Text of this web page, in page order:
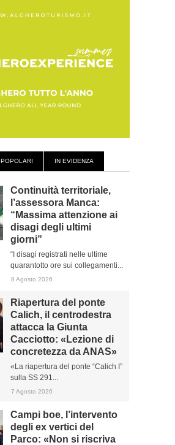
POPOLARI IN EVIDENZA
Continuità territoriale,
l’assessora Manca:
“Massima attenzione ai
disagi degli ultimi
giorni”
“I disagi registrati nelle ultime
quarantotto ore sui collegamenti...
8 Agosto 2026
Riapertura del ponte
Calich, il centrodestra
attacca la Giunta
Cacciotto: «Lezione di
concretezza da ANAS»
«La riapertura del ponte “Calich I”
sulla SS 291...
7 Agosto 2026
Campi boe, l’intervento
degli ex vertici del
Parco: «Non si riscriva